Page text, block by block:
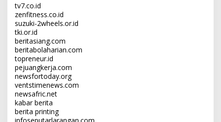
tv7.co.id
zenfitness.co.id
suzuki-2wheels.or.id
tki.or.id
beritasiang.com
beritabolaharian.com
topreneur.id
pejuangkerja.com
newsfortoday.org
ventstimenews.com
newsafric.net
kabar berita
berita printing